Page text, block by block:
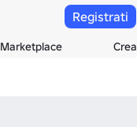
Marketplace Crea
Registrati